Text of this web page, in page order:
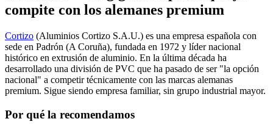
compite con los alemanes premium
Cortizo (Aluminios Cortizo S.A.U.) es una empresa española con
sede en Padrón (A Coruña), fundada en 1972 y líder nacional
histórico en extrusión de aluminio. En la última década ha
desarrollado una división de PVC que ha pasado de ser "la opción
nacional" a competir técnicamente con las marcas alemanas
premium. Sigue siendo empresa familiar, sin grupo industrial mayor.
Por qué la recomendamos